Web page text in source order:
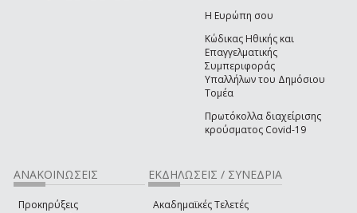
Η Ευρώπη σου
Κώδικας Ηθικής και
Επαγγελματικής
Συμπεριφοράς
Υπαλλήλων του Δημόσιου
Τομέα
Πρωτόκολλα διαχείρισης
κρούσματος Covid-19
ΑΝΑΚΟΙΝΩΣΕΙΣ
Προκηρύξεις
ΕΚΔΗΛΩΣΕΙΣ / ΣΥΝΕΔΡΙΑ
Ακαδημαϊκές Τελετές